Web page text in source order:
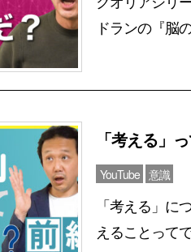
ドランの『脳
「考える」
YouTube 意識
「考える」に
えることって